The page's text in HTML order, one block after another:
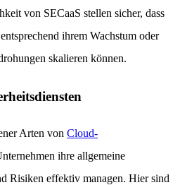
von SECaaS stellen sicher, dass
ihrem Wachstum oder
skalieren können.
Arten von Cloud-
ihre allgemeine
Risiken effektiv managen. Hier sind